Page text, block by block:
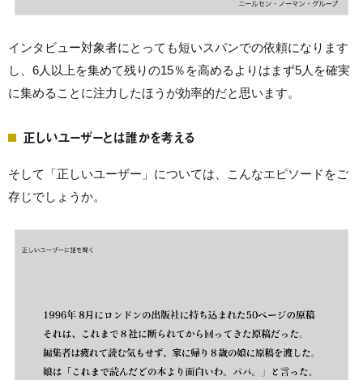
インタビュー対象者にとっても短いスパンでの依頼になります
し、6人以上を集めて残りの15％を高めるよりはまず5人を確実
に集めることに注力したほうが効率的だと思います。
正しいユーザーとは誰かを考える
そして「正しいユーザー」については、こんなエピソードをご
存じでしょうか。